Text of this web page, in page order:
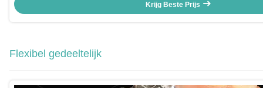
Krijg Beste Prijs
Flexibel gedeeltelijk